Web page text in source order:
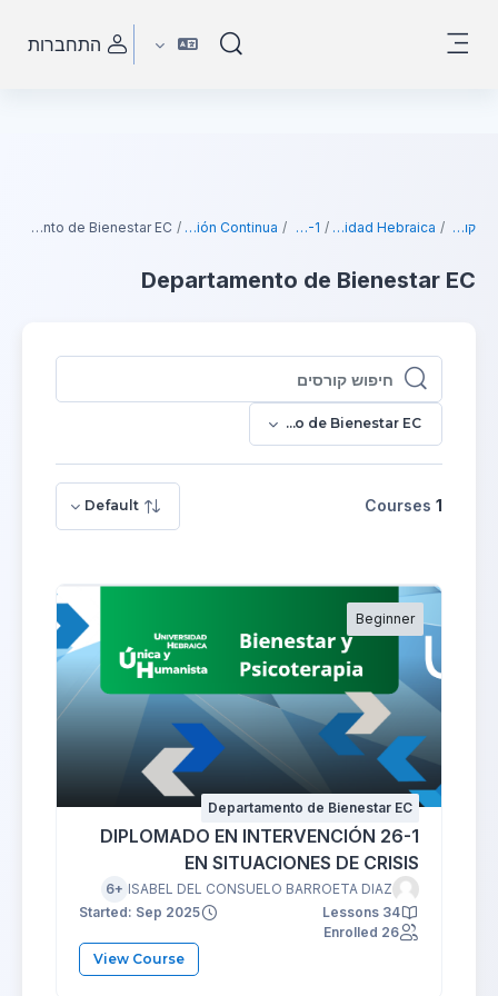
הצגה או הסתרה של קלט חיפוש
התחברות
קורסים Universidad Hebraica
2026-1
Educación Continua
Departamento de Bienestar EC
Departamento de Bienestar EC
חיפוש קורסים
חיפוש קורסים
Departamento de Bienestar EC
1
Courses
Default
Beginner
Departamento de Bienestar EC
26-1 DIPLOMADO EN INTERVENCIÓN
EN SITUACIONES DE CRISIS
ISABEL DEL CONSUELO BARROETA DIAZ
+6
34 Lessons
Started: Sep 2025
26 Enrolled
View Course